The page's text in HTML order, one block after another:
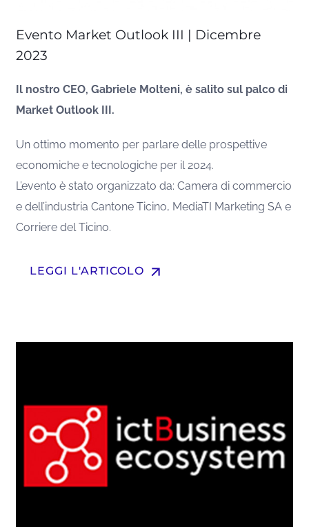
Evento Market Outlook III | Dicembre
2023
Il nostro CEO, Gabriele Molteni, è salito sul palco di
Market Outlook III.
Un ottimo momento per parlare delle prospettive
economiche e tecnologiche per il 2024.
L’evento è stato organizzato da: Camera di commercio
e dell’industria Cantone Ticino, MediaTI Marketing SA e
Corriere del Ticino.
LEGGI L'ARTICOLO arrow_upward